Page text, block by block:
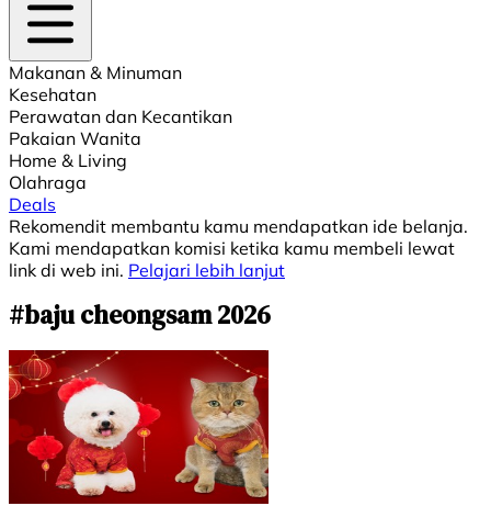
Makanan & Minuman
Kesehatan
Perawatan dan Kecantikan
Pakaian Wanita
Home & Living
Olahraga
Deals
Rekomendit membantu kamu mendapatkan ide belanja.
Kami mendapatkan komisi ketika kamu membeli lewat
link di web ini. Pelajari lebih lanjut
#baju cheongsam 2026